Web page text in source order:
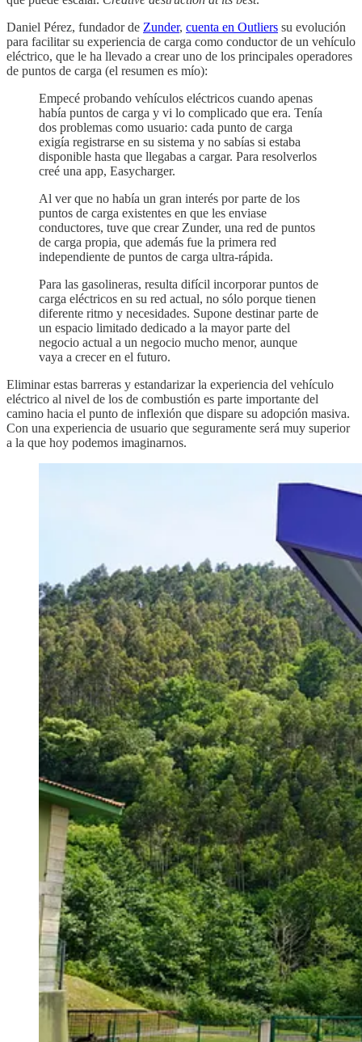
Daniel Pérez, fundador de Zunder, cuenta en Outliers su evolución
para facilitar su experiencia de carga como conductor de un vehículo
eléctrico, que le ha llevado a crear uno de los principales operadores
de puntos de carga (el resumen es mío):
Empecé probando vehículos eléctricos cuando apenas
había puntos de carga y vi lo complicado que era. Tenía
dos problemas como usuario: cada punto de carga
exigía registrarse en su sistema y no sabías si estaba
disponible hasta que llegabas a cargar. Para resolverlos
creé una app, Easycharger.
Al ver que no había un gran interés por parte de los
puntos de carga existentes en que les enviase
conductores, tuve que crear Zunder, una red de puntos
de carga propia, que además fue la primera red
independiente de puntos de carga ultra-rápida.
Para las gasolineras, resulta difícil incorporar puntos de
carga eléctricos en su red actual, no sólo porque tienen
diferente ritmo y necesidades. Supone destinar parte de
un espacio limitado dedicado a la mayor parte del
negocio actual a un negocio mucho menor, aunque
vaya a crecer en el futuro.
Eliminar estas barreras y estandarizar la experiencia del vehículo
eléctrico al nivel de los de combustión es parte importante del
camino hacia el punto de inflexión que dispare su adopción masiva.
Con una experiencia de usuario que seguramente será muy superior
a la que hoy podemos imaginarnos.